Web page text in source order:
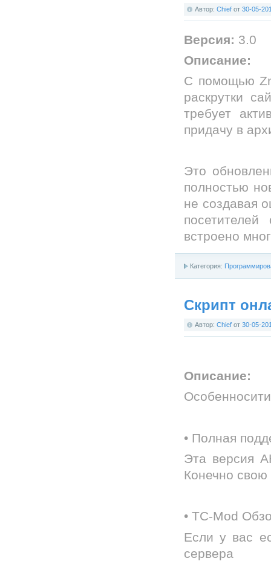
Автор: Chief от 30-05-
Версия: 3.0
Описание:
С помощью
раскрутки
требует
придачу в
Это
полностью
не создавая
встроено
Категория:
Скрипт
Автор: Chief от 30-05-
Описание:
• Полная
Эта версия
Конечно
• ТС-Mod
Если у вас
сервера